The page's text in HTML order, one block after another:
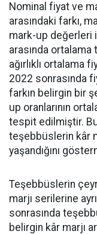
Nominal fiyat ve
arasındaki farkı,
mark-up değerleri
arasında
ağırlıklı ortalama
2022 sonrasında
farkın belirgin bir
up oranlarının
tespit edilmiştir.
teşebbüslerin kâr
yaşandığını
Teşebbüslerin
marjı serilerine ayrı
sonrasında
belirgin kâr marjı